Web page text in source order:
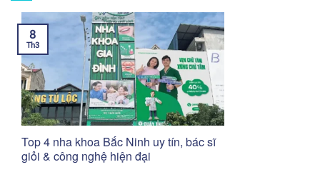
Top 4 nha khoa Bắc Ninh uy tín, bác sĩ
giỏi & công nghệ hiện đại
8
Th3